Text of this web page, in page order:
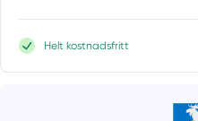
Helt kostnadsfritt